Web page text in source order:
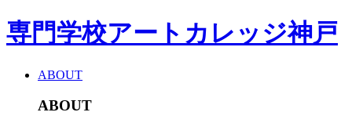
専門学校アートカレッジ神戸
ABOUT
ABOUT